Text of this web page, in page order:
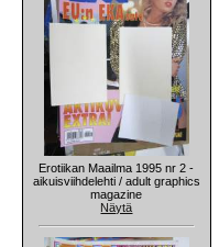
Erotiikan Maailma 1995 nr 2 -
aikuisviihdelehti / adult graphics
magazine
Näytä